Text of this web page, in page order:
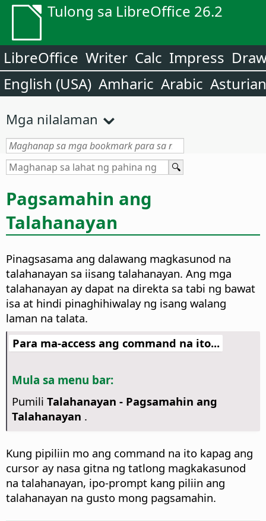
Tulong sa LibreOffice 26.2
LibreOffice Writer Calc Impress
English (USA) Amharic Arabic Asturian
Mga nilalaman
Pagsamahin ang
Talahanayan
Pinagsasama ang dalawang magkasunod na
talahanayan sa iisang talahanayan. Ang mga
talahanayan ay dapat na direkta sa tabi ng bawat
isa at hindi pinaghihiwalay ng isang walang
laman na talata.
Para ma-access ang command na ito...
Mula sa menu bar:
Pumili Talahanayan - Pagsamahin ang
Talahanayan .
Kung pipiliin mo ang command na ito kapag ang
cursor ay nasa gitna ng tatlong magkakasunod
na talahanayan, ipo-prompt kang piliin ang
talahanayan na gusto mong pagsamahin.